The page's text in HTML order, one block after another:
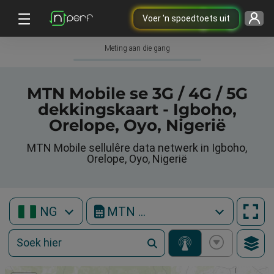
Voer 'n spoedtoets uit
Meting aan die gang
MTN Mobile se 3G / 4G / 5G
dekkingskaart - Igboho,
Orelope, Oyo, Nigerië
MTN Mobile sellulêre data netwerk in Igboho,
Orelope, Oyo, Nigerië
NG MTN Mobile